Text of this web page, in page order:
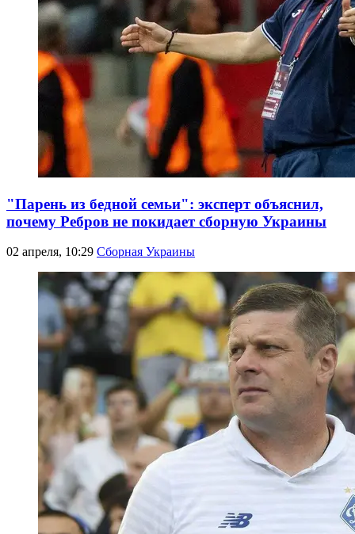
"Парень из бедной семьи": эксперт объяснил,
почему Ребров не покидает сборную Украины
02 апреля, 10:29 Сборная Украины